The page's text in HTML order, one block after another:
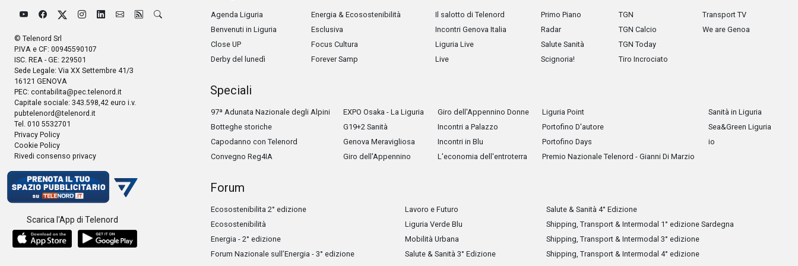
© Telenord Srl
P.IVA e CF: 00945590107
ISC. REA - GE: 229501
Sede Legale: Via XX Settembre 41/3
16121 GENOVA
PEC: contabilita@pec.telenord.it
Capitale sociale: 343.598,42 euro i.v.
pubtelenord@telenord.it
Tel. 010 5532701
Privacy Policy
Cookie Policy
Rivedi consenso privacy
Scarica l'App di Telenord
Agenda Liguria
Benvenuti in Liguria
Close UP
Derby del lunedì
Energia & Ecosostenibilità
Esclusiva
Focus Cultura
Forever Samp
Il salotto di Telenord
Incontri Genova Italia
Liguria Live
Live
Primo Piano
Radar
Salute Sanità
Scignoria!
TGN
TGN Calcio
TGN Today
Tiro Incrociato
Transport TV
We are Genoa
Speciali
97ª Adunata Nazionale degli Alpini
Botteghe storiche
Capodanno con Telenord
Convegno Reg4IA
EXPO Osaka - La Liguria
G19+2 Sanità
Genova Meravigliosa
Giro dell'Appennino
Giro dell'Appennino Donne
Incontri a Palazzo
Incontri in Blu
L'economia dell'entroterra
Liguria Point
Portofino D'autore
Portofino Days
Premio Nazionale Telenord - Gianni Di Marzio
Sanità in Liguria
Sea&Green Liguria
io
Forum
Ecosostenibilita 2° edizione
Ecosostenibilità
Energia - 2° edizione
Forum Nazionale sull’Energia - 3° edizione
Lavoro e Futuro
Liguria Verde Blu
Mobilità Urbana
Salute & Sanità 3° Edizione
Salute & Sanità 4° Edizione
Shipping, Transport & Intermodal 1° edizione Sardegna
Shipping, Transport & Intermodal 3° edizione
Shipping, Transport & Intermodal 4° edizione